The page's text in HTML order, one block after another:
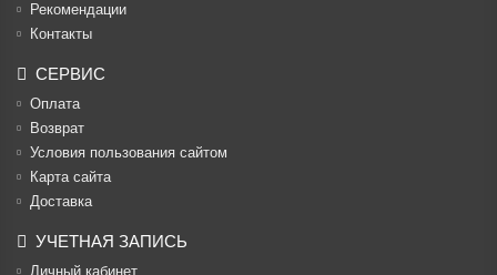
Рекомендации
Контакты
СЕРВИС
Оплата
Возврат
Условия пользования сайтом
Карта сайта
Доставка
УЧЕТНАЯ ЗАПИСЬ
Личный кабинет